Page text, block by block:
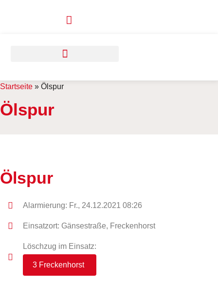
Startseite » Ölspur
Ölspur
Ölspur
Alarmierung: Fr., 24.12.2021 08:26
Einsatzort: Gänsestraße, Freckenhorst
Löschzug im Einsatz:
3 Freckenhorst